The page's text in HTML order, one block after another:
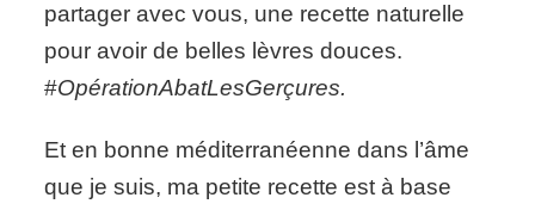
partager avec vous, une recette naturelle
pour avoir de belles lèvres douces.
#OpérationAbatLesGerçures.
Et en bonne méditerranéenne dans l’âme
que je suis, ma petite recette est à base